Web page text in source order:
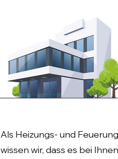
Als Heizungs- und
wissen wir, dass es bei